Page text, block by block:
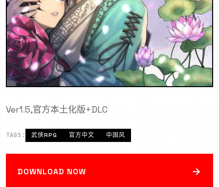
Ver1.5,官方本土化版+DLC
TAGS: 武侠RPG 官方中文 中国风
DOWNLOAD NOW →